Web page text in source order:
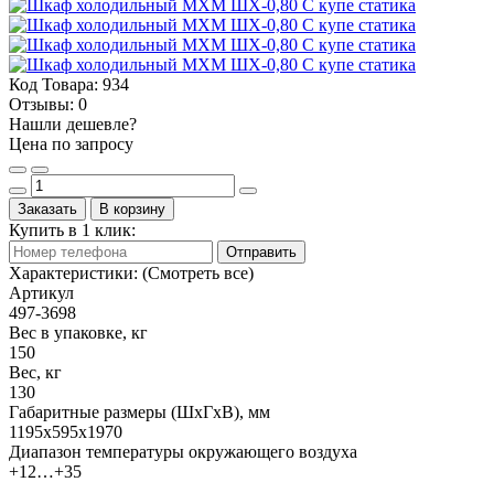
Код Товара: 934
Отзывы: 0
Нашли дешевле?
Цена по запросу
Заказать В корзину
Купить в 1 клик:
Отправить
Характеристики: (Смотреть все)
Артикул
497-3698
Вес в упаковке, кг
150
Вес, кг
130
Габаритные размеры (ШхГхВ), мм
1195х595х1970
Диапазон температуры окружающего воздуха
+12…+35